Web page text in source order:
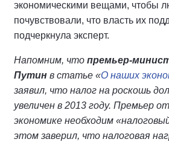
экономическими вещами, чтобы
почувствовали, что власть их
подчеркнула эксперт.
Напомним, что премьер-
Путин в статье «О наших
заявил, что налог на роскошь
увеличен в 2013 году. Премьер
экономике необходим
этом заверил, что налоговая